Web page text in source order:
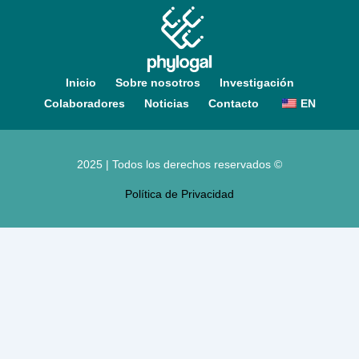
Inicio Sobre nosotros
Investigación
Colaboradores
Noticias Contacto EN
2025 | Todos los derechos reservados ©
Política de Privacidad